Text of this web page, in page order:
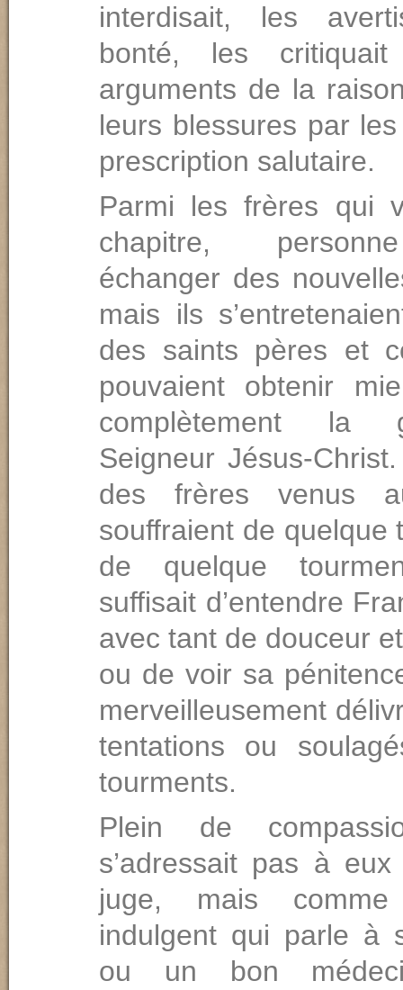
interdisait, les
bonté, les
arguments de la
leurs blessures par les
prescription salutaire.
Parmi les frères qui
chapitre,
échanger des
mais ils
des saints pères et
pouvaient obtenir
complètement la
Seigneur Jésus-
des frères venus
souffraient de quelque
de quelque
suffisait d’entendre
avec tant de douceur
ou de voir sa
merveilleusement
tentations ou
tourments.
Plein de
s’adressait pas à
juge, mais
indulgent qui parle à
ou un bon